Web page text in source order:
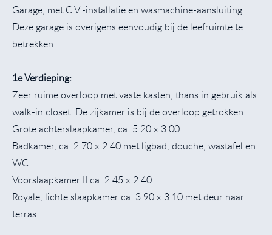
Garage, met C.V.-installatie en wasmachine-aansluiting.
Deze garage is overigens eenvoudig bij de leefruimte te
betrekken.
1e Verdieping:
Zeer ruime overloop met vaste kasten, thans in gebruik als
walk-in closet. De zijkamer is bij de overloop getrokken.
Grote achterslaapkamer, ca. 5.20 x 3.00.
Badkamer, ca. 2.70 x 2.40 met ligbad, douche, wastafel en
WC.
Voorslaapkamer II ca. 2.45 x 2.40.
Royale, lichte slaapkamer ca. 3.90 x 3.10 met deur naar
terras